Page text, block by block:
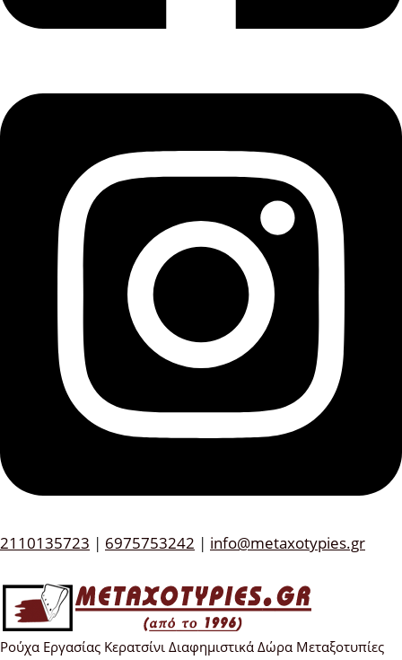
2110135723 | 6975753242 | info@metaxotypies.gr
Ρούχα Εργασίας Κερατσίνι Διαφημιστικά Δώρα Μεταξοτυπίες